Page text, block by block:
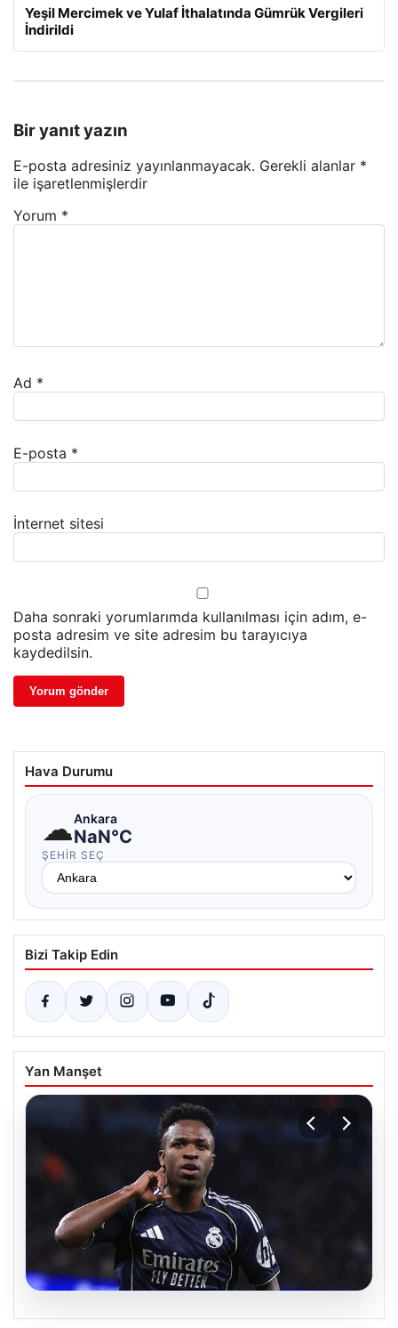
Yeşil Mercimek ve Yulaf İthalatında Gümrük Vergileri
İndirildi
Bir yanıt yazın
E-posta adresiniz yayınlanmayacak. Gerekli alanlar *
ile işaretlenmişlerdir
Yorum *
Ad *
E-posta *
İnternet sitesi
Daha sonraki yorumlarımda kullanılması için adım, e-
posta adresim ve site adresim bu tarayıcıya
kaydedilsin.
Hava Durumu
☁Ankara
NaN°C
ŞEHIR SEÇ
Bizi Takip Edin
Yan Manşet